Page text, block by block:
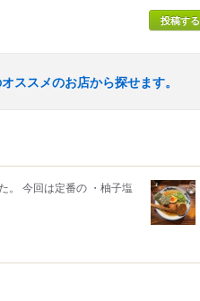
投稿する
ススメのお店から探せます。
。 今回は定番の ・柚子塩